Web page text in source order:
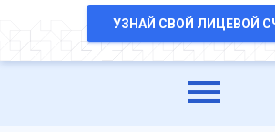
УЗНАЙ СВОЙ ЛИЦЕВОЙ